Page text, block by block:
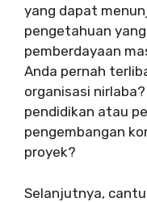
yang dapat
pengetahuan
pemberdayaan
Anda pernah
organisasi
pendidikan atau
pengembangan
proyek?
Selanjutnya,